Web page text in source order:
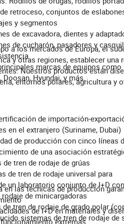
retroceso, conjuntos de
y segmentos
de excavadora, dientes y
de cucharón, pasadores y
marcas de equipos como
Hyundai, y más.
a los mercados de Europa, el
y otras regiones, establecer una
Nuestros productos están
entornos polares, agricultura y
de importación-
en el extranjero (Suriname, Dubai)
de producción con cinco líneas
de una asociación
tren de rodaje de grúas
de tren de rodaje universal para
un laboratorio conjunto de I+D
de minicargadoras
tren de rodaje de grado polar
sistemas de tren de rodaje de
las técnicas de producción
de I+D en materiales y
extremas